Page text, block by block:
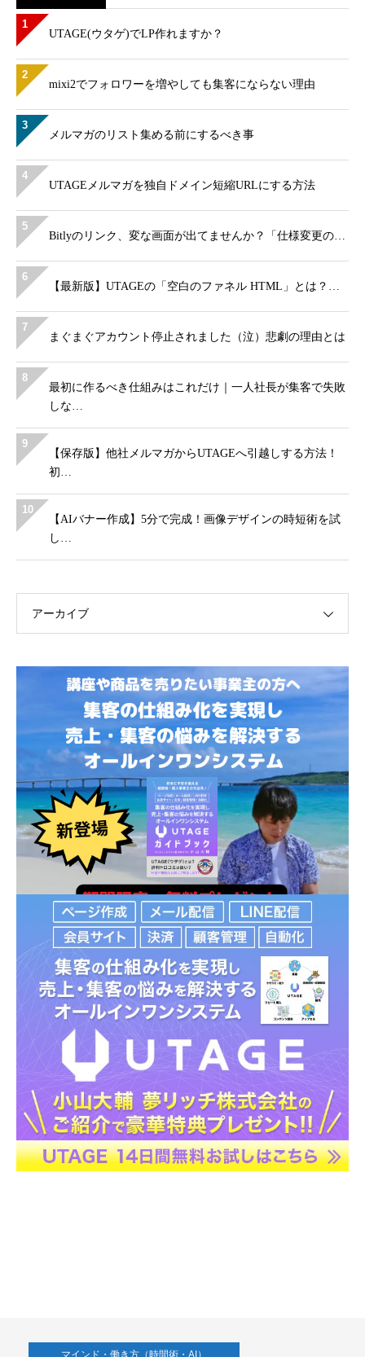
1
UTAGE(ウタゲ)でLP作れますか？
2
mixi2でフォロワーを増やしても集客にならない理由
3
メルマガのリスト集める前にするべき事
4
UTAGEメルマガを独自ドメイン短縮URLにする方法
5
Bitlyのリンク、変な画面が出てませんか？「仕様変更の…
6
【最新版】UTAGEの「空白のファネル HTML」とは？…
7
まぐまぐアカウント停止されました（泣）悲劇の理由とは
8
最初に作るべき仕組みはこれだけ｜一人社長が集客で失敗
しな…
9
【保存版】他社メルマガからUTAGEへ引越しする方法！
初…
10
【AIバナー作成】5分で完成！画像デザインの時短術を試
し…
アーカイブ